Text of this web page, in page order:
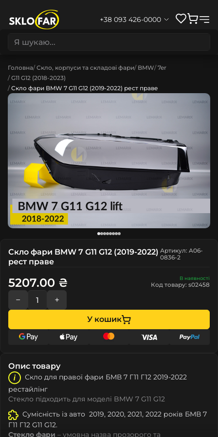
+38 093 426-0000
Головна Скло, корпуси та складові фари BMW 7er
G11 G12 (2018-2023)
Скло фари BMW 7 G11 G12 (2019-2022) рест праве
Скло фари BMW 7 G11 G12 (2019-2022)
рест праве
Артикул: A06-
0836-2
В наявності
Код товару: s02458
5207.00 ₴
− +
У кошик
Опис товару
Скло для правої фари БМВ 7 Г11 Г12 2019-2022
рестайлінг
Стекло підходить для моделі BMW 7 G11 G12
Сумісність із авто 2019, 2020, 2021, 2022 років БМВ 7
Г11 Г12 G11 G12.
Стекло фари – умовна назва прозорого та